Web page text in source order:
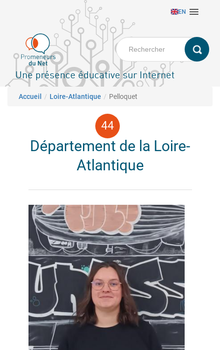
principal
EN 
Une présence éducative sur Internet
Fil d'Ariane
Accueil Loire-Atlantique Pelloquet
Département de la Loire-
Atlantique